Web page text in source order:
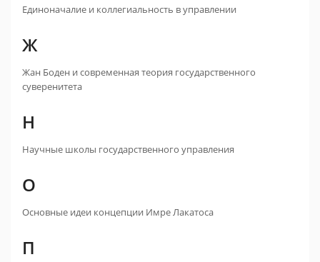
Единоначалие и коллегиальность в управлении
Ж
Жан Боден и современная теория государственного
суверенитета
Н
Научные школы государственного управления
О
Основные идеи концепции Имре Лакатоса
П